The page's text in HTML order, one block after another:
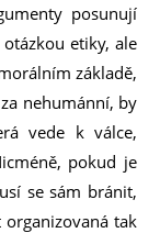
posunují
etiky, ale
základě,
nehumánní, by
vede k válce,
pokud je
se sám bránit,
tak